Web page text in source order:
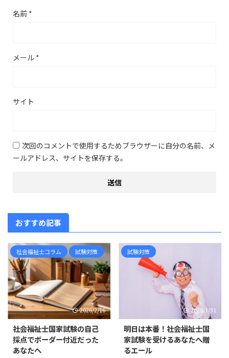
名前 *
メール *
サイト
次回のコメントで使用するためブラウザーに自分の名前、メ
ールアドレス、サイトを保存する。
おすすめ記事
社会福祉士コラム 試験対策
2026/2/16
社会福祉士国家試験の自己
採点でボーダー付近だった
あなたへ
試験対策
2026/1/31
明日は本番！社会福祉士国
家試験を受けるあなたへ贈
るエール